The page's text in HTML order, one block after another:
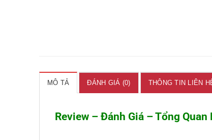
MÔ TẢ ĐÁNH GIÁ (0) THÔNG TIN LIÊN
Review – Đánh Giá – Tổng